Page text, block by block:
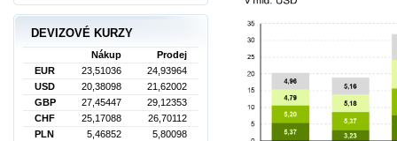
DEVIZOVÉ KURZY
Nákup
Prodej
EUR
23,51036
24,93964
USD
20,38098
21,62002
GBP
27,45447
29,12353
CHF
25,17088
26,70112
PLN
5,46852 5,80098